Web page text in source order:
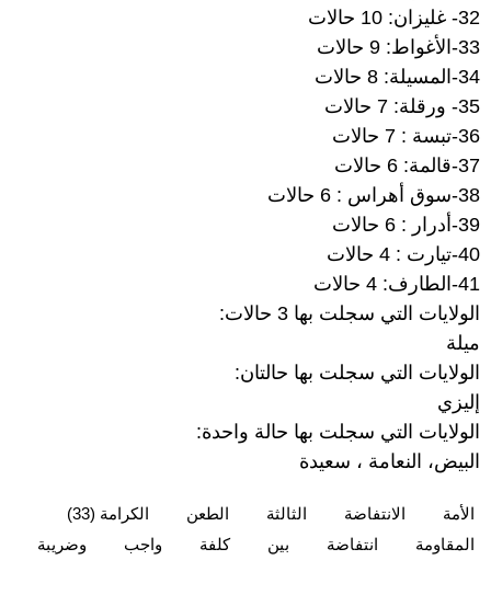
32- غليزان: 10 حالات
33-الأغواط: 9 حالات
34-المسيلة: 8 حالات
35- ورقلة: 7 حالات
36-تبسة : 7 حالات
37-قالمة: 6 حالات
38-سوق أهراس : 6 حالات
39-أدرار : 6 حالات
40-تيارت : 4 حالات
41-الطارف: 4 حالات
الولايات التي سجلت بها 3 حالات:
ميلة
الولايات التي سجلت بها حالتان:
إليزي
الولايات التي سجلت بها حالة واحدة:
البيض، النعامة ، سعيدة
الأمة الانتفاضة الثالثة الطعن
الكرامة (33)
المقاومة
انتفاضة بين كلفة واجب وضريبة